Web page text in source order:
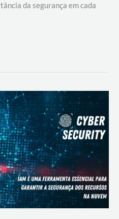
da segurança em cada